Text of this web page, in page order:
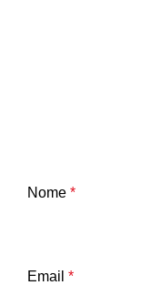
Nome *
Email *